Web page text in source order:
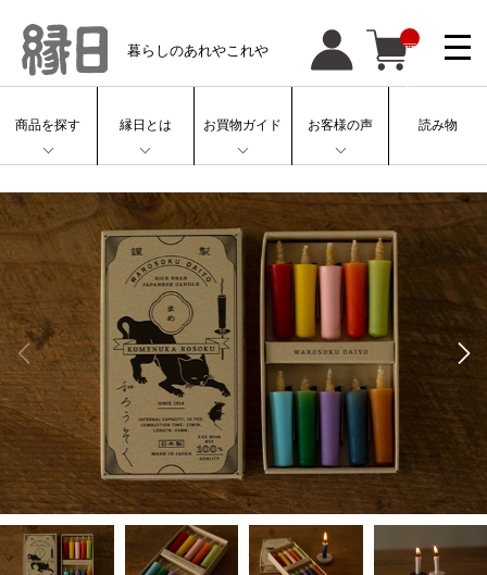
暮らしのあれやこれや
IT
M
C
商品を探す 縁日とは お買物ガイド お客様の声 読み物